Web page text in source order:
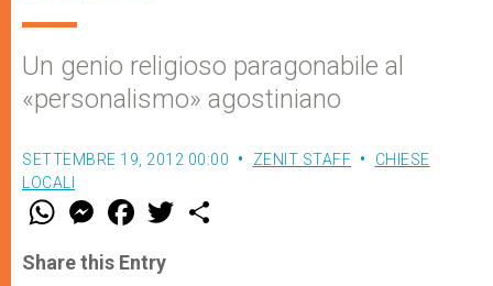
Un genio religioso paragonabile al
«personalismo» agostiniano
SETTEMBRE 19, 2012 00:00 ZENIT STAFF
CHIESE
LOCALI
W
t
s
M
e
s
e
F
a
e
b
w
Share this Entry